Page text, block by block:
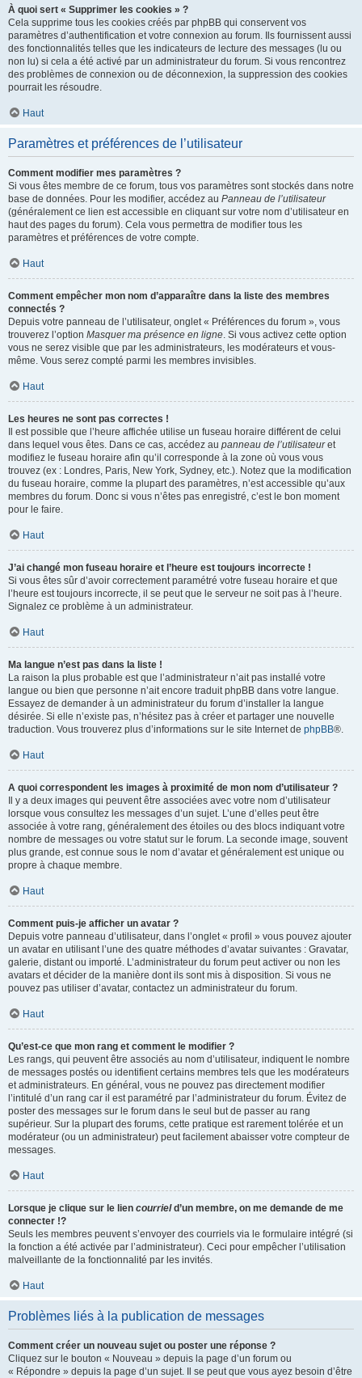
À quoi sert « Supprimer les cookies » ?
Cela supprime tous les cookies créés par phpBB qui conservent vos
paramètres d’authentification et votre connexion au forum. Ils fournissent aussi
des fonctionnalités telles que les indicateurs de lecture des messages (lu ou
non lu) si cela a été activé par un administrateur du forum. Si vous rencontrez
des problèmes de connexion ou de déconnexion, la suppression des cookies
pourrait les résoudre.
Haut
Paramètres et préférences de l’utilisateur
Comment modifier mes paramètres ?
Si vous êtes membre de ce forum, tous vos paramètres sont stockés dans notre
base de données. Pour les modifier, accédez au Panneau de l’utilisateur
(généralement ce lien est accessible en cliquant sur votre nom d’utilisateur en
haut des pages du forum). Cela vous permettra de modifier tous les
paramètres et préférences de votre compte.
Haut
Comment empêcher mon nom d’apparaître dans la liste des membres
connectés ?
Depuis votre panneau de l’utilisateur, onglet « Préférences du forum », vous
trouverez l’option Masquer ma présence en ligne. Si vous activez cette option
vous ne serez visible que par les administrateurs, les modérateurs et vous-
même. Vous serez compté parmi les membres invisibles.
Haut
Les heures ne sont pas correctes !
Il est possible que l’heure affichée utilise un fuseau horaire différent de celui
dans lequel vous êtes. Dans ce cas, accédez au panneau de l’utilisateuret
modifiez le fuseau horaire afin qu’il corresponde à la zone où vous vous
trouvez (ex : Londres, Paris, New York, Sydney, etc.). Notez que la modification
du fuseau horaire, comme la plupart des paramètres, n’est accessible qu’aux
membres du forum. Donc si vous n’êtes pas enregistré, c’est le bon moment
pour le faire.
Haut
J’ai changé mon fuseau horaire et l’heure est toujours incorrecte !
Si vous êtes sûr d’avoir correctement paramétré votre fuseau horaire et que
l’heure est toujours incorrecte, il se peut que le serveur ne soit pas à l’heure.
Signalez ce problème à un administrateur.
Haut
Ma langue n’est pas dans la liste !
La raison la plus probable est que l’administrateur n’ait pas installé votre
langue ou bien que personne n’ait encore traduit phpBB dans votre langue.
Essayez de demander à un administrateur du forum d’installer la langue
désirée. Si elle n’existe pas, n’hésitez pas à créer et partager une nouvelle
traduction. Vous trouverez plus d’informations sur le site Internet de phpBB®.
Haut
A quoi correspondent les images à proximité de mon nom d’utilisateur ?
Il y a deux images qui peuvent être associées avec votre nom d’utilisateur
lorsque vous consultez les messages d’un sujet. L’une d’elles peut être
associée à votre rang, généralement des étoiles ou des blocs indiquant votre
nombre de messages ou votre statut sur le forum. La seconde image, souvent
plus grande, est connue sous le nom d’avatar et généralement est unique ou
propre à chaque membre.
Haut
Comment puis-je afficher un avatar ?
Depuis votre panneau d’utilisateur, dans l’onglet « profil » vous pouvez ajouter
un avatar en utilisant l’une des quatre méthodes d’avatar suivantes : Gravatar,
galerie, distant ou importé. L’administrateur du forum peut activer ou non les
avatars et décider de la manière dont ils sont mis à disposition. Si vous ne
pouvez pas utiliser d’avatar, contactez un administrateur du forum.
Haut
Qu’est-ce que mon rang et comment le modifier ?
Les rangs, qui peuvent être associés au nom d’utilisateur, indiquent le nombre
de messages postés ou identifient certains membres tels que les modérateurs
et administrateurs. En général, vous ne pouvez pas directement modifier
l’intitulé d’un rang car il est paramétré par l’administrateur du forum. Évitez de
poster des messages sur le forum dans le seul but de passer au rang
supérieur. Sur la plupart des forums, cette pratique est rarement tolérée et un
modérateur (ou un administrateur) peut facilement abaisser votre compteur de
messages.
Haut
Lorsque je clique sur le lien courrield’un membre, on me demande de me
connecter !?
Seuls les membres peuvent s’envoyer des courriels via le formulaire intégré (si
la fonction a été activée par l’administrateur). Ceci pour empêcher l’utilisation
malveillante de la fonctionnalité par les invités.
Haut
Problèmes liés à la publication de messages
Comment créer un nouveau sujet ou poster une réponse ?
Cliquez sur le bouton « Nouveau » depuis la page d’un forum ou
« Répondre » depuis la page d’un sujet. Il se peut que vous ayez besoin d’être